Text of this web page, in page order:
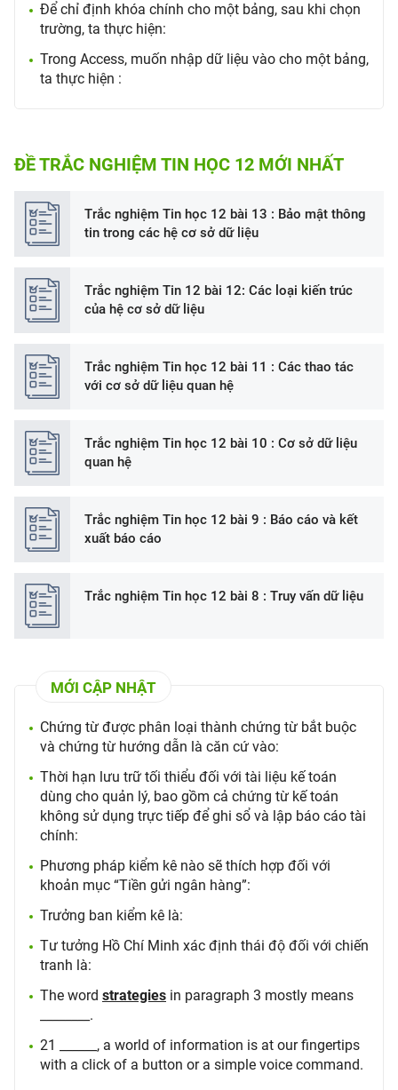
Để chỉ định khóa chính cho một bảng, sau khi chọn
trường, ta thực hiện:
Trong Access, muốn nhập dữ liệu vào cho một bảng,
ta thực hiện :
ĐỀ TRẮC NGHIỆM TIN HỌC 12 MỚI NHẤT
Trắc nghiệm Tin học 12 bài 13 : Bảo mật thông
tin trong các hệ cơ sở dữ liệu
Trắc nghiệm Tin 12 bài 12: Các loại kiến trúc
của hệ cơ sở dữ liệu
Trắc nghiệm Tin học 12 bài 11 : Các thao tác
với cơ sở dữ liệu quan hệ
Trắc nghiệm Tin học 12 bài 10 : Cơ sở dữ liệu
quan hệ
Trắc nghiệm Tin học 12 bài 9 : Báo cáo và kết
xuất báo cáo
Trắc nghiệm Tin học 12 bài 8 : Truy vấn dữ liệu
MỚI CẬP NHẬT
Chứng từ được phân loại thành chứng từ bắt buộc
và chứng từ hướng dẫn là căn cứ vào:
Thời hạn lưu trữ tối thiểu đối với tài liệu kế toán
dùng cho quản lý, bao gồm cả chứng từ kế toán
không sử dụng trực tiếp để ghi sổ và lập báo cáo tài
chính:
Phương pháp kiểm kê nào sẽ thích hợp đối với
khoản mục “Tiền gửi ngân hàng”:
Trưởng ban kiểm kê là:
Tư tưởng Hồ Chí Minh xác định thái độ đối với chiến
tranh là:
The word strategies in paragraph 3 mostly means
________.
21 ______, a world of information is at our fingertips
with a click of a button or a simple voice command.